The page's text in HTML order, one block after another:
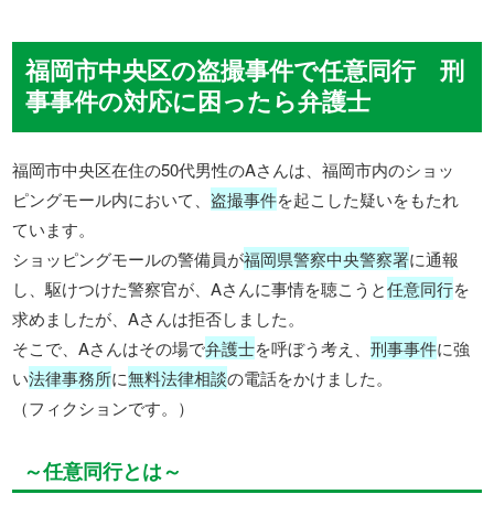
福岡市中央区の盗撮事件で任意同行 刑
事事件の対応に困ったら弁護士
福岡市中央区在住の50代男性のAさんは、福岡市内のショッ
ピングモール内において、 盗撮事件を起こした疑いをもたれ
ています。
ショッピングモールの警備員が福岡県警察中央警察署に通報
し、駆けつけた警察官が、Aさんに事情を聴こうと任意同行を
求めましたが、Aさんは拒否しました。
そこで、Aさんはその場で弁護士を呼ぼう考え、刑事事件に強
い法律事務所に無料法律相談の電話をかけました。
（フィクションです。）
～任意同行とは～